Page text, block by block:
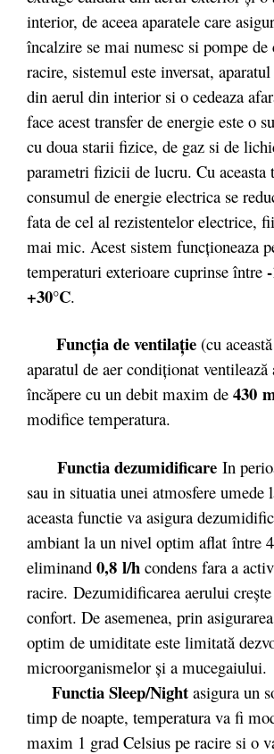
interior, de aceea aparatele care
încalzire se mai numesc si pompe de
racire, sistemul este inversat,
din aerul din interior si o cedeaza
face acest transfer de energie este o
cu doua starii fizice, de gaz si de
parametri fizicii de lucru. Cu aceasta
consumul de energie electrica se
fata de cel al rezistentelor electrice,
mai mic. Acest sistem funcționeaza
temperaturi exterioare cuprinse între
+30°C.
Funcţia de ventilaţie (cu
aparatul de aer condiţionat
încăpere cu un debit maxim de 430
modifice temperatura.
Functia dezumidificare In
sau in situatia unei atmosfere umede
aceasta functie va asigura
ambiant la un nivel optim aflat între
eliminand 0,8 l/h condens fara a
racire. Dezumidificarea aerului creşte
confort. De asemenea, prin
optim de umiditate este limitată
microorganismelor şi a mucegaiului.
Functia Sleep/Night asigura un
timp de noapte, temperatura va fi
maxim 1 grad Celsius pe racire si o